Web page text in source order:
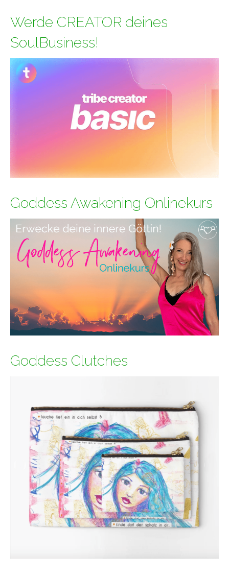
Werde CREATOR deines
SoulBusiness!
Goddess Awakening Onlinekurs
Goddess Clutches